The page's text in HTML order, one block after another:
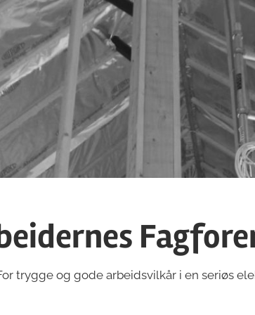
trygge og gode arbeidsvilkår i en seriøs